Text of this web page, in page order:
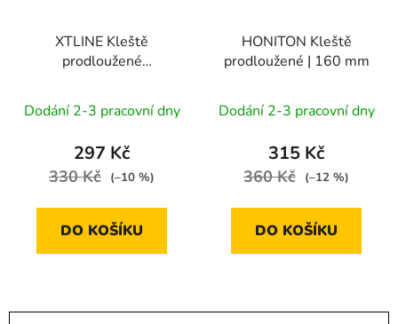
XTLINE Kleště
prodloužené
180 mm
Dodání 2-3 pracovní dny
297 Kč
330 Kč (–10 %)
DO KOŠÍKU
HONITON Kleště
prodloužené | 160 mm
Dodání 2-3 pracovní dny
315 Kč
360 Kč (–12 %)
DO KOŠÍKU